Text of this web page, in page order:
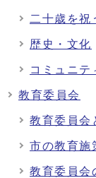
二十歳を祝
歴史・文化
コミュニテ
教育委員会
教育委員会
市の教育施
教育委員会